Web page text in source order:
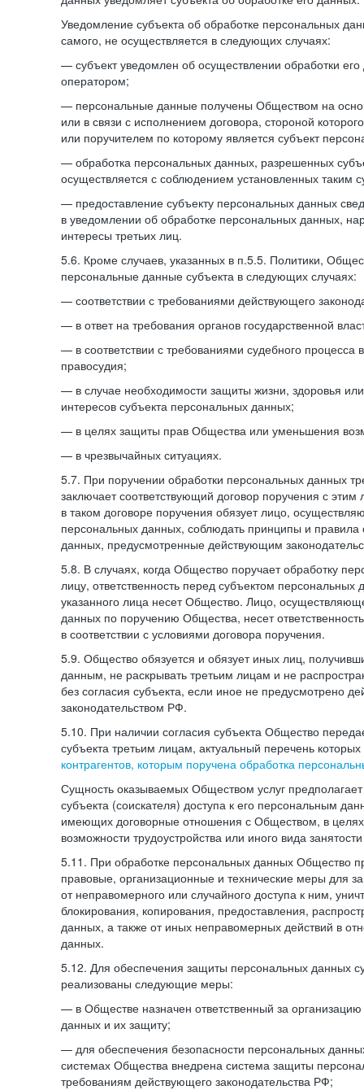
Уведомление субъекта об обработке персональных
самого, не осуществляется в следующих случаях:
— субъект уведомлен об осуществлении обработки
оператором;
— персональные данные получены Обществом на
или в связи с исполнением договора, стороной
или поручителем по которому является субъект
— обработка персональных данных, разрешенных
осуществляется с соблюдением установленных таким
— предоставление субъекту персональных данных
в уведомлении об обработке персональных данных,
интересы третьих лиц.
5.6. Кроме случаев, указанных в п.5.5. Политики,
персональные данные субъекта в следующих случаях:
— соответствии с требованиями действующего
— в ответ на требования органов государственной
— в соответствии с требованиями судебного процесса
правосудия;
— в случае необходимости защиты жизни, здоровья
интересов субъекта персональных данных;
— в целях защиты прав Общества или уменьшения
— в чрезвычайных ситуациях.
5.7. При поручении обработки персональных данных
заключает соответствующий договор поручения с
в таком договоре поручения обязует лицо,
персональных данных, соблюдать принципы и правила
данных, предусмотренные действующим
5.8. В случаях, когда Общество поручает обработку
лицу, ответственность перед субъектом персональных
указанного лица несет Общество. Лицо,
данных по поручению Общества, несет
в соответствии с условиями договора поручения.
5.9. Общество обязуется и обязует иных лиц,
данным, не раскрывать третьим лицам и не
без согласия субъекта, если иное не предусмотрено
законодательством РФ.
5.10. При наличии согласия субъекта Общество
субъекта третьим лицам, актуальный перечень
контрагентов, которым поручена обработка
Сущность оказываемых Обществом услуг
субъекта (соискателя) доступа к его персональным
имеющих договорные отношения с Обществом, в
возможности трудоустройства или иного вида
5.11. При обработке персональных данных Общество
правовые, организационные и технические меры для
от неправомерного или случайного доступа к ним,
блокирования, копирования, предоставления,
данных, а также от иных неправомерных действий в
данных.
5.12. Для обеспечения защиты персональных данных
реализованы следующие меры:
— в Обществе назначен ответственный за
данных и их защиту;
— для обеспечения безопасности персональных
системах Общества внедрена система защиты
требованиям действующего законодательства РФ;